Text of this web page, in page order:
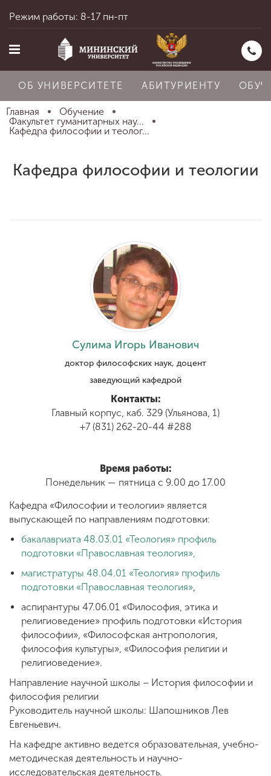
Обучение
Международная
деятельность
Другие виды
деятельности
Студенческая жизнь
Сведения об
образовательной
организации
SPN
Приемная
комиссия
+7 (831) 262-26-20
Режим работы: 8-17 пн-пт
ОБ УНИВЕРСИТЕТЕ АБИТУРИЕНТУ
Главная
Обучение
Факультет гуманитарных нау...
Кафедра философии и теолог...
Кафедра философии и теологии
Сулима Игорь Иванович
доктор философских наук, доцент
заведующий кафедрой
Контакты:
Главный корпус, каб. 329 (Ульянова, 1)
+7 (831) 262-20-44 #288
Время работы:
Понедельник — пятница с 9.00 до 17.00
Кафедра «Философии и теологии» является
выпускающей по направлениям подготовки:
бакалавриата 48.03.01 «Теология» профиль
подготовки «Православная теология»,
магистратуры 48.04.01 «Теология» профиль
подготовки «Православная теология»,
аспирантуры 47.06.01 «Философия, этика и
религиоведение» профиль подготовки «История
философии», «Философская антропология,
философия культуры», «Философия религии и
религиоведение».
Направление научной школы – История философии и
философия религии
Руководитель научной школы: Шапошников Лев
Евгеньевич.
На кафедре активно ведется образовательная, учебно-
методическая деятельность и научно-
исследовательская деятельность.